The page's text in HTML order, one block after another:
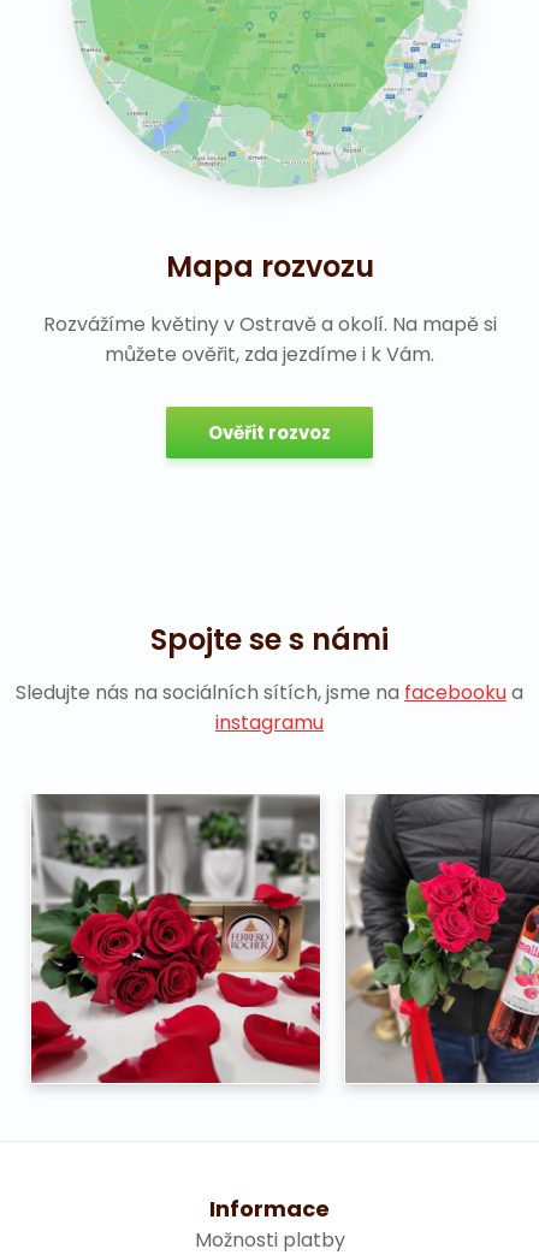
Mapa rozvozu
Rozvážíme květiny v Ostravě a okolí. Na mapě si
můžete ověřit, zda jezdíme i k Vám.
Ověřit rozvoz
Spojte se s námi
Sledujte nás na sociálních sítích, jsme na facebookua
instagramu
Informace
Možnosti platby